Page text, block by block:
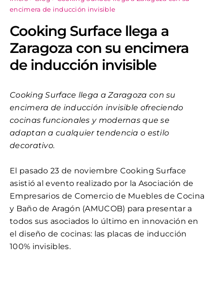
encimera de inducción invisible
Cooking Surface llega a
Zaragoza con su encimera
de inducción invisible
Cooking Surface llega a Zaragoza con su
encimera de inducción invisible ofreciendo
cocinas funcionales y modernas que se
adaptan a cualquier tendencia o estilo
decorativo.
El pasado 23 de noviembre Cooking Surface
asistió al evento realizado por la Asociación de
Empresarios de Comercio de Muebles de Cocina
y Baño de Aragón (AMUCOB) para presentar a
todos sus asociados lo último en innovación en
el diseño de cocinas: las placas de inducción
100% invisibles.